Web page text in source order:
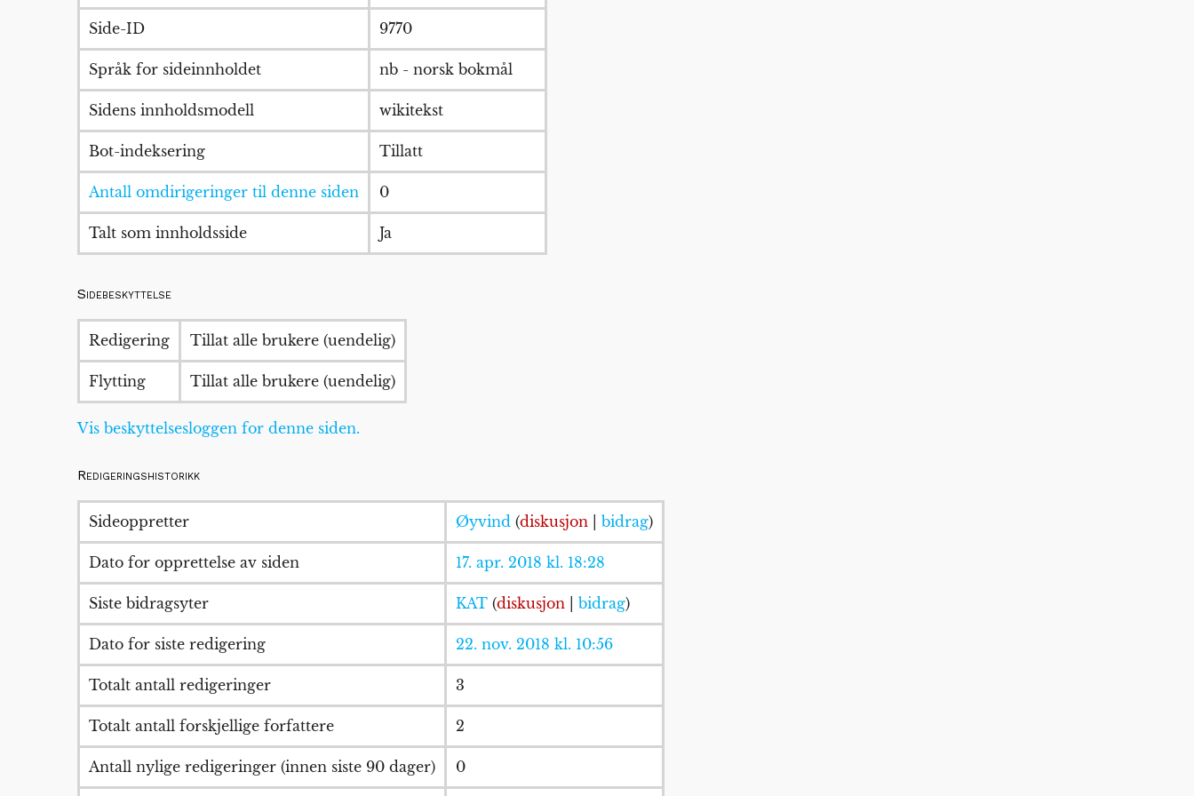
Side-ID 9770
Språk for sideinnholdet nb - norsk bokmål
Sidens innholdsmodell wikitekst
Bot-indeksering Tillatt
Antall omdirigeringer til denne siden 0
Talt som innholdsside Ja
Sidebeskyttelse
Redigering Tillat alle brukere (uendelig)
Flytting Tillat alle brukere (uendelig)
Vis beskyttelsesloggen for denne siden.
Redigeringshistorikk
Sideoppretter Øyvind (diskusjon| bidrag)
Dato for opprettelse av siden 17. apr. 2018 kl. 18:28
Siste bidragsyter KAT (diskusjon| bidrag)
Dato for siste redigering 22. nov. 2018 kl. 10:56
Totalt antall redigeringer 3
Totalt antall forskjellige forfattere 2
Antall nylige redigeringer (innen siste 90 dager) 0